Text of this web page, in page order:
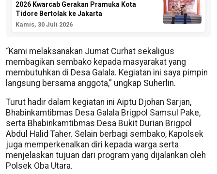
2026 Kwarcab Gerakan Pramuka Kota
Tidore Bertolak ke Jakarta
Kamis, 30 Juli 2026
“Kami melaksanakan Jumat Curhat sekaligus
membagikan sembako kepada masyarakat yang
membutuhkan di Desa Galala. Kegiatan ini saya pimpin
langsung bersama anggota,” ungkap Suherlin.
Turut hadir dalam kegiatan ini Aiptu Djohan Sarjan,
Bhabinkamtibmas Desa Galala Brigpol Samsul Pake,
serta Bhabinkamtibmas Desa Bukit Durian Brigpol
Abdul Halid Taher. Selain berbagi sembako, Kapolsek
juga memperkenalkan diri kepada warga serta
menjelaskan tujuan dari program yang dijalankan oleh
Polsek Oba Utara.